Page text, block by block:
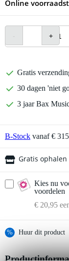
Online
Gratis
30 dagen 'niet
3 jaar Bax
B-Stock vanaf €
Gratis
Kies nu
voordelen
€ 20,95
% Huur dit product